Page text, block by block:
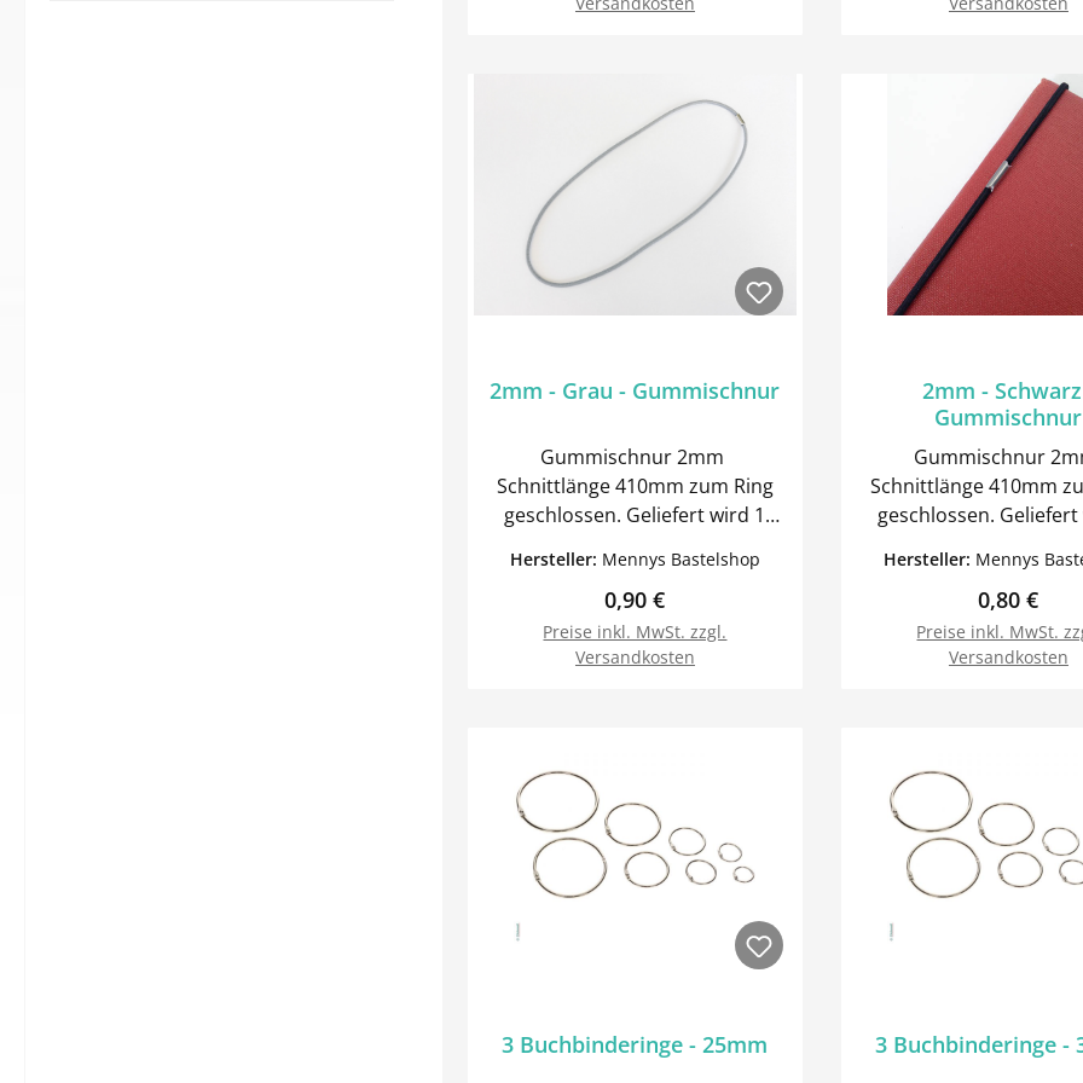
15mm, Höhe 3mmFeldstärke
Aufbewahrungsdose
geliefert. Magnete sind vom
Umtausch
ausgeschlossen. Achtung: Die
Magnete haben eine hohe
Anziehungskraft gegeneinander,
es besteht Verletzungsgefahr,
wenn die Magneten nah
2mm - Grau - Gummischnur
Gummischnur 2mm
Schnittlänge 410mm zum Ring
geschlossen. Geliefert wird 1
gehört nicht zum Lieferumfang.
Hersteller: Mennys Bastelshop
Regulärer Preis:
0,90 €
Preise inkl. MwSt. zzgl.
Versandkosten
2mm -
Gummischnur
Gummischnur
Schnittlänge 410mm
geschlossen. Geliefert wird 1
gehört nicht zum
Hersteller: Mennys
Regulärer
0,80 €
Preise inkl. MwSt.
Versandkosten
3 Buchbinderinge - 25mm 3 Buchbinderinge -